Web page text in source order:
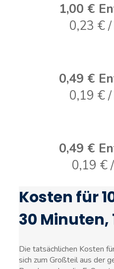
1,00 €
0,23 €
0,49 €
0,19 €
0,49 €
0,19 €
Kosten für
30 Minuten,
Die tatsächlichen Kosten
sich zum Großteil aus der